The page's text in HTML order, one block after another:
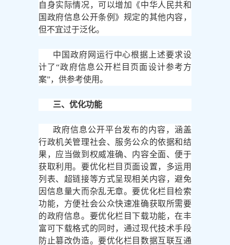
自身实际情况，可以增加《中华人民共和
国政府信息公开条例》规定的其他内容，
但不宜过于泛化。
中国政府网运行中心根据上述要求设
计了“政府信息公开栏目页面设计参考方
案”，供参考使用。
三、优化功能
政府信息公开平台发布的内容，涵盖
行政机关管理社会、服务公众的依据和结
果，应当做到权威准确、内容全面、便于
获取利用。要优化栏目页面设置，多运用
列表、超链接等方式呈现相关内容，避免
因信息量大而杂乱无章。要优化栏目检索
功能，方便社会公众快速准确获取所需要
的政府信息。要优化栏目下载功能，在丰
富可下载格式的同时，通过现代技术手段
防止篡改伪造。要优化栏目数据互联互通